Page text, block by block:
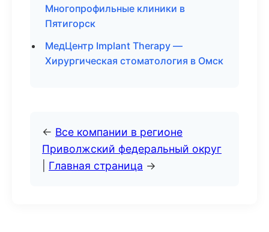
Многопрофильные клиники в
Пятигорск
МедЦентр Implant Therapy —
Хирургическая стоматология в Омск
← Все компании в регионе
Приволжский федеральный округ
Главная страница →